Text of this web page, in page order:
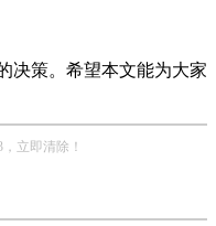
决策。希望本文能为大家
立即清除！